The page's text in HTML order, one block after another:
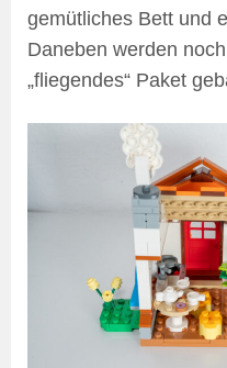
gemütliches Bett und
Daneben werden
„fliegendes“ Paket